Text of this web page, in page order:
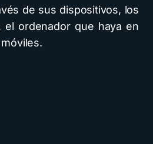
de sus dispositivos, los
el ordenador que haya en